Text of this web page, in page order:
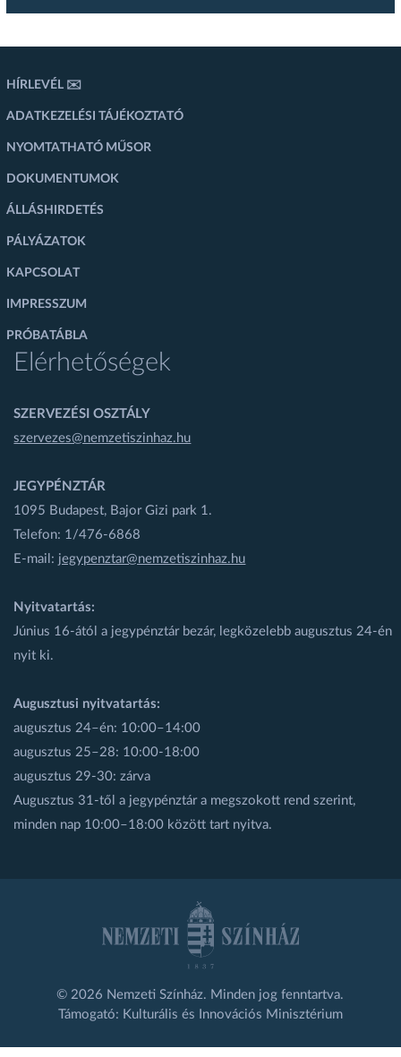
HÍRLEVÉL ✉️
ADATKEZELÉSI TÁJÉKOZTATÓ
NYOMTATHATÓ MŰSOR
DOKUMENTUMOK
ÁLLÁSHIRDETÉS
PÁLYÁZATOK
KAPCSOLAT
IMPRESSZUM
PRÓBATÁBLA
Elérhetőségek
SZERVEZÉSI OSZTÁLY
szervezes@nemzetiszinhaz.hu
JEGYPÉNZTÁR
1095 Budapest, Bajor Gizi park 1.
Telefon: 1/476-6868
E-mail: jegypenztar@nemzetiszinhaz.hu
Nyitvatartás:
Június 16-ától a jegypénztár bezár, legközelebb augusztus 24-én
nyit ki.
Augusztusi nyitvatartás:
augusztus 24–én: 10:00–14:00
augusztus 25–28: 10:00-18:00
augusztus 29-30: zárva
Augusztus 31-től a jegypénztár a megszokott rend szerint,
minden nap 10:00–18:00 között tart nyitva.
© 2026 Nemzeti Színház. Minden jog fenntartva.
Támogató: Kulturális és Innovációs Minisztérium